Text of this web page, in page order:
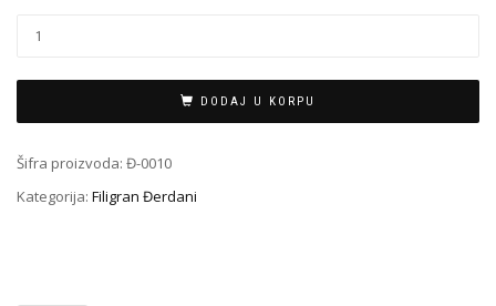
Đ-0010
DODAJ U KORPU
Šifra proizvoda: Đ-0010
Kategorija: Filigran Đerdani